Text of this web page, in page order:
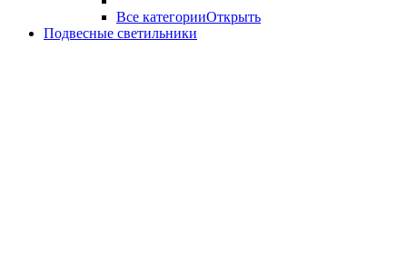
Все категорииОткрыть
Подвесные светильники